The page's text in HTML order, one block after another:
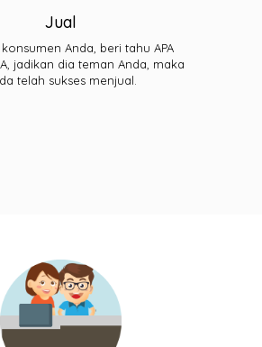
Jual
Anda, beri tahu APA
jadikan dia teman Anda, maka
telah sukses menjual.